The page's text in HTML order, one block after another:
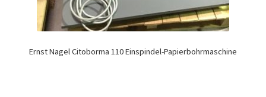
Ernst Nagel Citoborma 110 Einspindel-Papierbohrmaschine